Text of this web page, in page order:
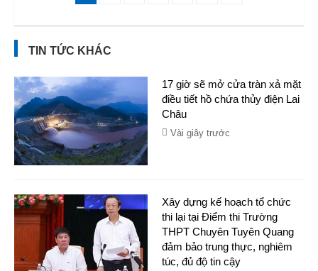
TIN TỨC KHÁC
17 giờ sẽ mở cửa tràn xả mặt
điều tiết hồ chứa thủy điện Lai
Châu ​
Vài giây trước
Xây dựng kế hoạch tổ chức
thi lại tại Điểm thi Trường
THPT Chuyên Tuyên Quang
đảm bảo trung thực, nghiêm
túc, đủ độ tin cậy